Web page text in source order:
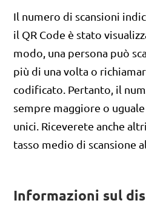
Il numero di scansioni
il QR Code è stato
modo, una persona può
più di una volta o
codificato. Pertanto, il
sempre maggiore o
unici. Riceverete anche
tasso medio di scansione
Informazioni sul